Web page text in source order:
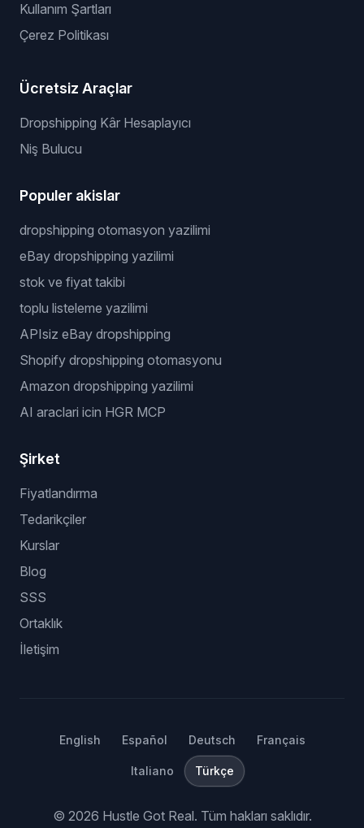
Kullanım Şartları
Çerez Politikası
Ücretsiz Araçlar
Dropshipping Kâr Hesaplayıcı
Niş Bulucu
Populer akislar
dropshipping otomasyon yazilimi
eBay dropshipping yazilimi
stok ve fiyat takibi
toplu listeleme yazilimi
APIsiz eBay dropshipping
Shopify dropshipping otomasyonu
Amazon dropshipping yazilimi
AI araclari icin HGR MCP
Şirket
Fiyatlandırma
Tedarikçiler
Kurslar
Blog
SSS
Ortaklık
İletişim
English Español Deutsch Français
Italiano Türkçe
© 2026 Hustle Got Real. Tüm hakları saklıdır.